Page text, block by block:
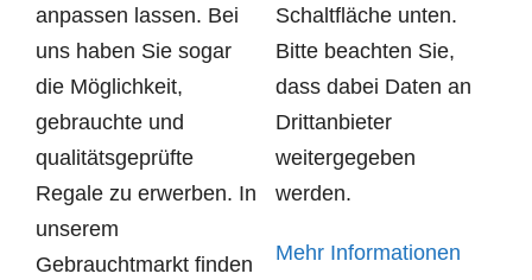
anpassen lassen. Bei
uns haben Sie sogar
die Möglichkeit,
gebrauchte und
qualitätsgeprüfte
Regale zu erwerben. In
unserem
Gebrauchtmarkt finden
Schaltfläche unten.
Bitte beachten Sie,
dass dabei Daten an
Drittanbieter
weitergegeben
werden.
Mehr Informationen